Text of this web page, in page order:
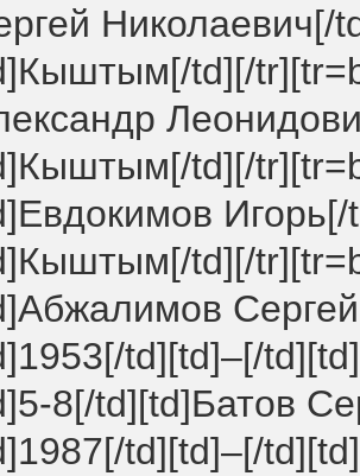
Николаевич[/
td][/
td][/
td][/
td][td]–[/
8[/td][td]Батов
td][td]–[/